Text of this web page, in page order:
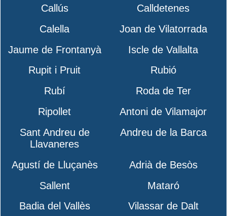
Callús
Calldetenes
Calella
Joan de Vilatorrada
Jaume de Frontanyà
Iscle de Vallalta
Rupit i Pruit
Rubió
Rubí
Roda de Ter
Ripollet
Antoni de Vilamajor
Sant Andreu de
Llavaneres
Andreu de la Barca
Agustí de Lluçanès
Adrià de Besòs
Sallent
Mataró
Badia del Vallès
Vilassar de Dalt